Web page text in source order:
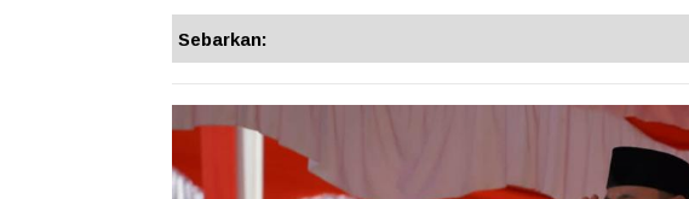
Sebarkan: